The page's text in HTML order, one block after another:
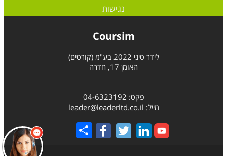
נגישות
Coursim
לידר סיני 2022 בע"מ (קורסים)
האומן 17, חדרה
פקס: 04-6323192
מייל: leader@leaderltd.co.il
Share